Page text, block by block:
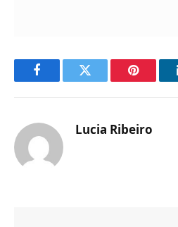
FacebookTwitter Pinterest
Lucia Ribeiro